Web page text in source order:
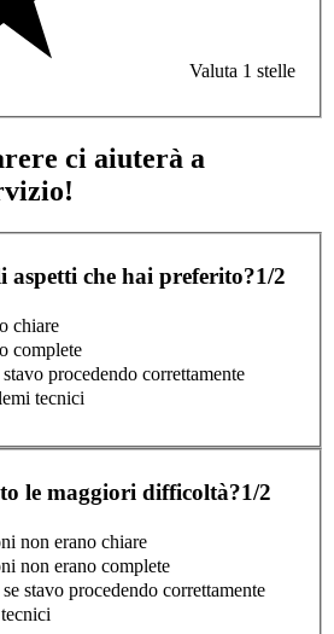
Valuta 1 stelle
ci aiuterà a
aspetti che hai preferito?1/2
chiare
complete
procedendo correttamente
tecnici
le maggiori difficoltà?1/2
non erano chiare
non erano complete
stavo procedendo correttamente